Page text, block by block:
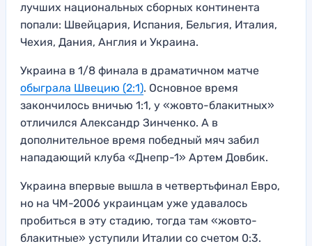
лучших национальных сборных континента
попали: Швейцария, Испания, Бельгия, Италия,
Чехия, Дания, Англия и Украина.
Украина в 1/8 финала в драматичном матче
обыграла Швецию (2:1). Основное время
закончилось вничью 1:1, у «жовто-блакитных»
отличился Александр Зинченко. А в
дополнительное время победный мяч забил
нападающий клуба «Днепр-1» Артем Довбик.
Украина впервые вышла в четвертьфинал Евро,
но на ЧМ-2006 украинцам уже удавалось
пробиться в эту стадию, тогда там «жовто-
блакитные» уступили Италии со счетом 0:3.